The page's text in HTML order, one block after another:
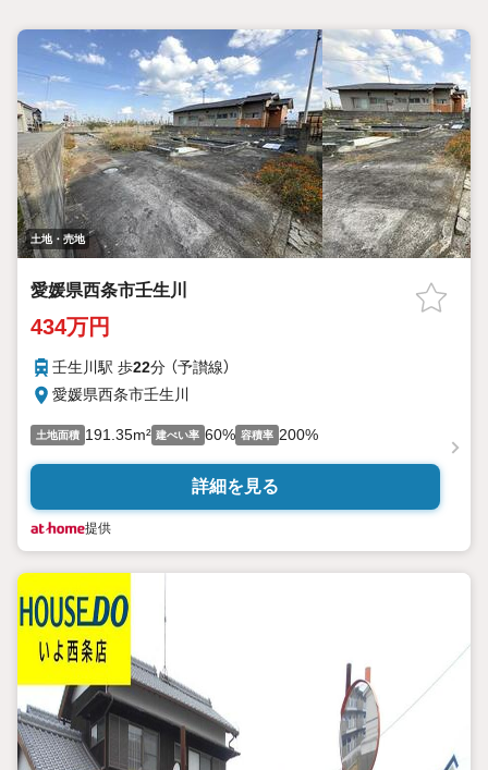
土地・売地
愛媛県西条市壬生川
434万円
壬生川駅 歩22分 （予讃線）
愛媛県西条市壬生川
土地面積 191.35m² 建ぺい率 60% 容積率 200%
詳細を見る
提供